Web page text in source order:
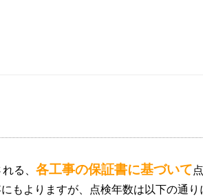
る、 各工事の保証書に基づいて
もよりますが、点検年数は以下の通り